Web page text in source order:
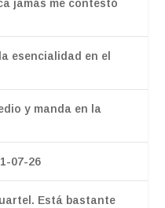
jamás me contestó
esencialidad en el
y manda en la
07-26
Está bastante